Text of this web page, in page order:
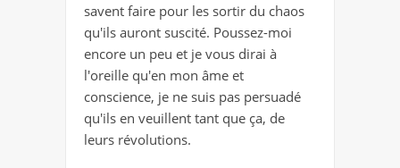
savent faire pour les sortir du chaos
qu'ils auront suscité. Poussez-moi
encore un peu et je vous dirai à
l'oreille qu'en mon âme et
conscience, je ne suis pas persuadé
qu'ils en veuillent tant que ça, de
leurs révolutions.